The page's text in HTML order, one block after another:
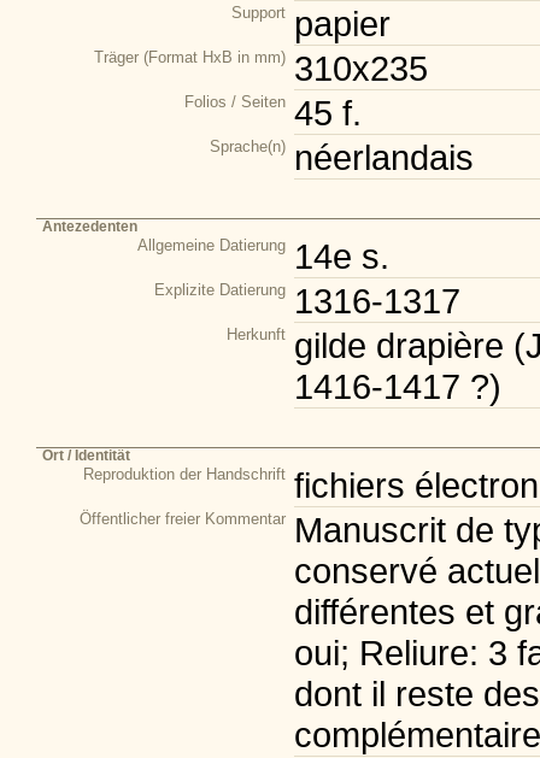
Support papier
Träger (Format HxB in mm) 310x235
Folios / Seiten 45 f.
Sprache(n) néerlandais
Antezedenten
Allgemeine Datierung 14e s.
Explizite Datierung 1316-1317
Herkunft gilde drapière
1416-1417 ?)
Ort / Identität
Reproduktion der Handschrift fichiers
Öffentlicher freier Kommentar Manuscrit de
conservé
différentes et
oui; Reliure: 3
dont il reste